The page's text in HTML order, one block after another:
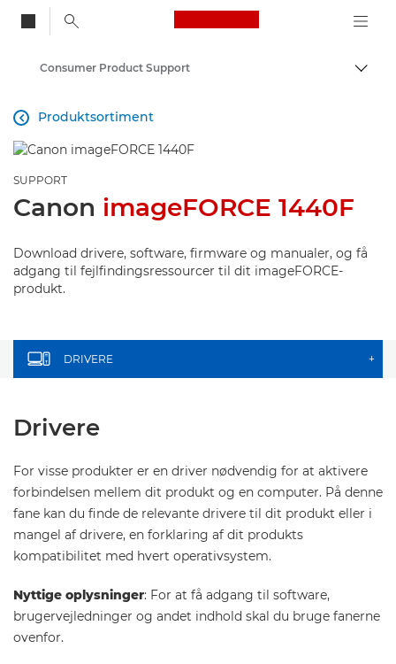
Canon Logo, back
Skift
Consumer Product Support
Produktsortiment

SUPPORT
Canon imageFORCE 1440F
Download drivere, software, firmware og manualer, og få
adgang til fejlfindingsressourcer til dit imageFORCE-
produkt.
DRIVERE +
Drivere
For visse produkter er en driver nødvendig for at aktivere
forbindelsen mellem dit produkt og en computer. På denne
fane kan du finde de relevante drivere til dit produkt eller i
mangel af drivere, en forklaring af dit produkts
kompatibilitet med hvert operativsystem.
Nyttige oplysninger: For at få adgang til software,
brugervejledninger og andet indhold skal du bruge fanerne
ovenfor.